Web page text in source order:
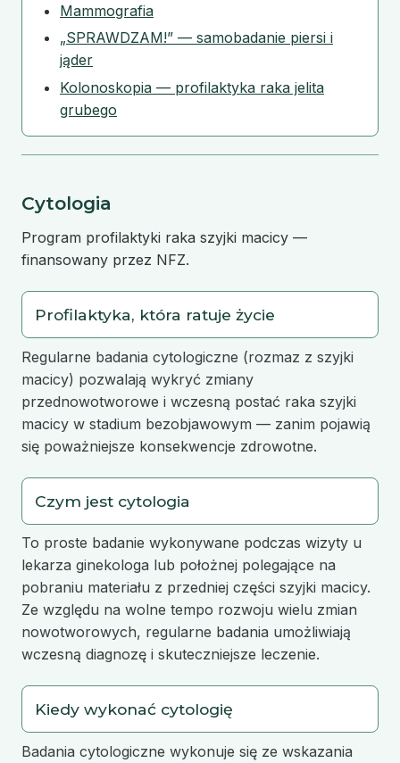
Mammografia
„SPRAWDZAM!” — samobadanie piersi i
jąder
Kolonoskopia — profilaktyka raka jelita
grubego
Cytologia
Program profilaktyki raka szyjki macicy —
finansowany przez NFZ.
Profilaktyka, która ratuje życie
Regularne badania cytologiczne (rozmaz z szyjki
macicy) pozwalają wykryć zmiany
przednowotworowe i wczesną postać raka szyjki
macicy w stadium bezobjawowym — zanim pojawią
się poważniejsze konsekwencje zdrowotne.
Czym jest cytologia
To proste badanie wykonywane podczas wizyty u
lekarza ginekologa lub położnej polegające na
pobraniu materiału z przedniej części szyjki macicy.
Ze względu na wolne tempo rozwoju wielu zmian
nowotworowych, regularne badania umożliwiają
wczesną diagnozę i skuteczniejsze leczenie.
Kiedy wykonać cytologię
Badania cytologiczne wykonuje się ze wskazania